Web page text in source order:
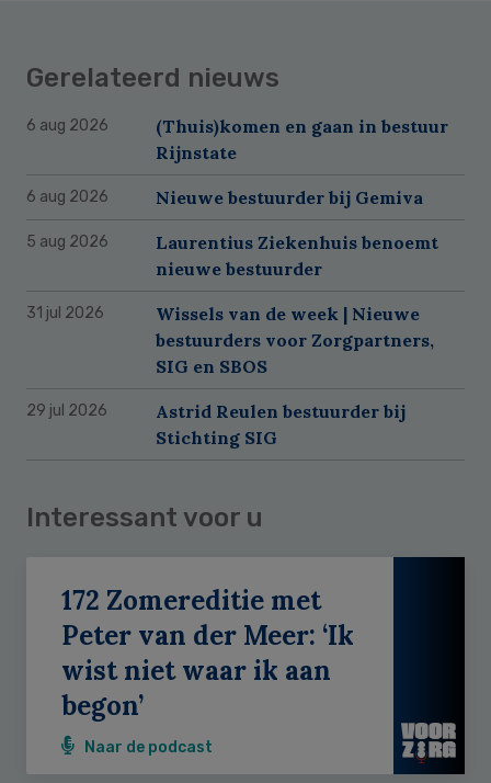
Gerelateerd nieuws
6 aug 2026
(Thuis)komen en gaan in bestuur
Rijnstate
6 aug 2026 Nieuwe bestuurder bij Gemiva
5 aug 2026
Laurentius Ziekenhuis benoemt
nieuwe bestuurder
31 jul 2026
Wissels van de week | Nieuwe
bestuurders voor Zorgpartners,
SIG en SBOS
29 jul 2026
Astrid Reulen bestuurder bij
Stichting SIG
Interessant voor u
172 Zomereditie met
Peter van der Meer: ‘Ik
wist niet waar ik aan
begon’
Naar de podcast